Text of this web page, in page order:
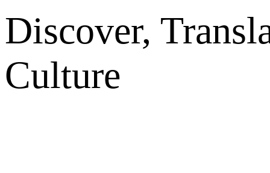
Discover,
Culture